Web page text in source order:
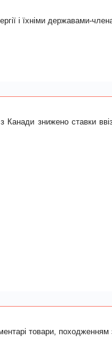
i їхнiми державами-
знижено ставки
товари, походженням